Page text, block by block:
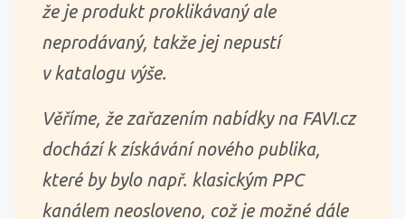
že je produkt proklikávaný ale
neprodávaný, takže jej nepustí
v katalogu výše.
Věříme, že zařazením nabídky na FAVI.cz
dochází k získávání nového publika,
které by bylo např. klasickým PPC
kanálem neosloveno, což je možné dále